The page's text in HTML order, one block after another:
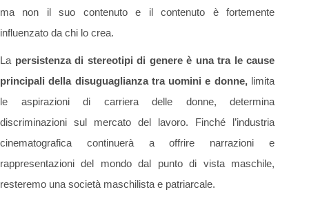
ma non il suo contenuto e il contenuto è fortemente
influenzato da chi lo crea.
La persistenza di stereotipi di genere è una tra le cause
principali della disuguaglianza tra uomini e donne,limita
le aspirazioni di carriera delle donne, determina
discriminazioni sul mercato del lavoro. Finché l’industria
cinematografica continuerà a offrire narrazioni e
rappresentazioni del mondo dal punto di vista maschile,
resteremo una società maschilista e patriarcale.